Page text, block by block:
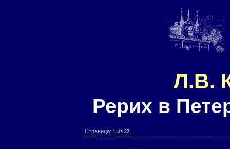
Л.В.
Рерих в
Страница: 1 из 82